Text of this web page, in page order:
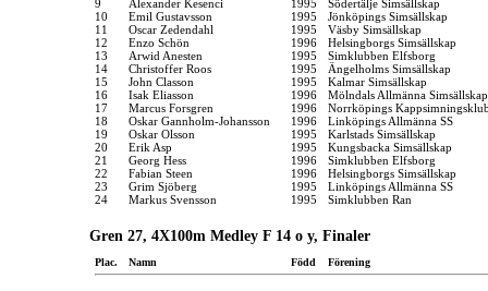
9
Alexander Kesenci 1995
Södertälje Simsällskap
10
Emil Gustavsson 1995
Jönköpings Simsällskap
11
Oscar Zedendahl 1995
Väsby Simsällskap
12
Enzo Schön 1996
Helsingborgs Simsällskap
13
Arwid Anesten 1995
Simklubben Elfsborg
14
Christoffer Roos 1995
Ängelholms Simsällskap
15
John Classon 1995
Kalmar Simsällskap
16
Isak Eliasson 1996
Mölndals Allmänna Simsällskap
17
Marcus Forsgren 1996
Norrköpings
18
Oskar Gannholm-Johansson 1996
Linköpings Allmänna SS
19
Oskar Olsson 1995
Karlstads Simsällskap
20
Erik Asp 1995
Kungsbacka Simsällskap
21
Georg Hess 1996
Simklubben Elfsborg
22
Fabian Steen 1996
Helsingborgs Simsällskap
23
Grim Sjöberg 1995
Linköpings Allmänna SS
24
Markus Svensson 1995 Simklubben Ran
Gren 27, 4X100m Medley F 14 o y, Finaler
Plac. Namn Född Förening